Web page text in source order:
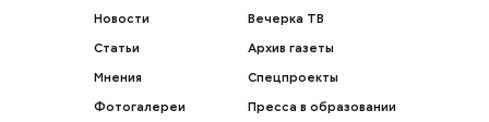
Новости
Статьи
Мнения
Фотогалереи
Вечерка ТВ
Архив газеты
Спецпроекты
Пресса в образовании